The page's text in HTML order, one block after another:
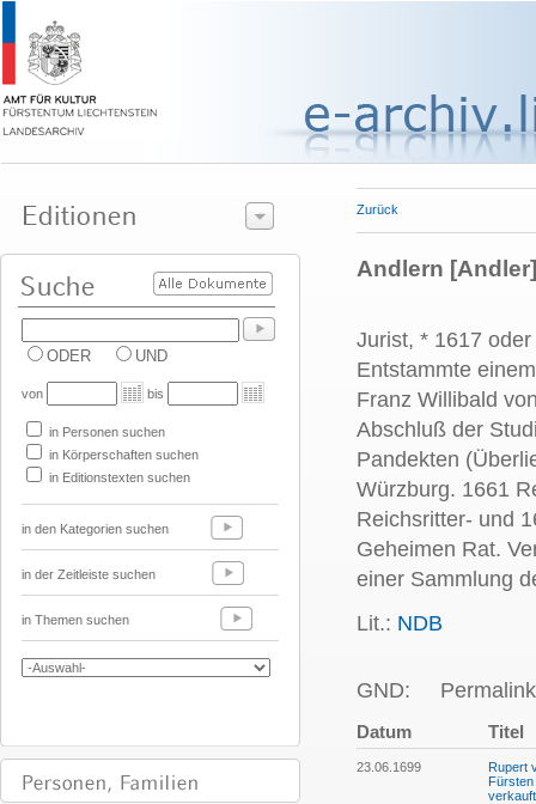
ODER UND
von bis
in Personen suchen
in Körperschaften suchen
in Editionstexten suchen
in den Kategorien suchen
in der Zeitleiste suchen
in Themen suchen
Zurück
Andlern
Jurist, * 1617
Entstammte
Franz Willibald
Abschluß der
Pandekten
Würzburg. 1661
Reichsritter- und
Geheimen Rat.
einer Sammlung
Lit.: NDB
GND:
Datum Titel
23.06.1699
Rupert
Fürsten